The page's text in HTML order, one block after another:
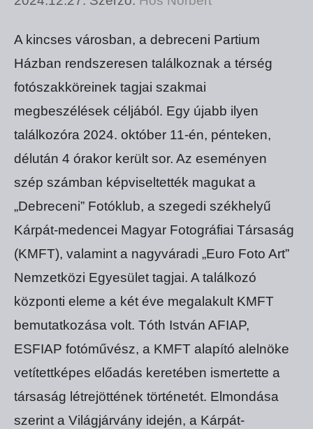
A kincses városban, a debreceni Partium
Házban rendszeresen találkoznak a térség
fotószakköreinek tagjai szakmai
megbeszélések céljából. Egy újabb ilyen
találkozóra 2024. október 11-én, pénteken,
délután 4 órakor került sor. Az eseményen
szép számban képviseltették magukat a
„Debreceni” Fotóklub, a szegedi székhelyű
Kárpát-medencei Magyar Fotográfiai Társaság
(KMFT), valamint a nagyváradi „Euro Foto Art”
Nemzetközi Egyesület tagjai. A találkozó
központi eleme a két éve megalakult KMFT
bemutatkozása volt. Tóth István AFIAP,
ESFIAP fotóművész, a KMFT alapító alelnöke
vetítettképes előadás keretében ismertette a
társaság létrejöttének történetét. Elmondása
szerint a Világjárvány idején, a Kárpát-